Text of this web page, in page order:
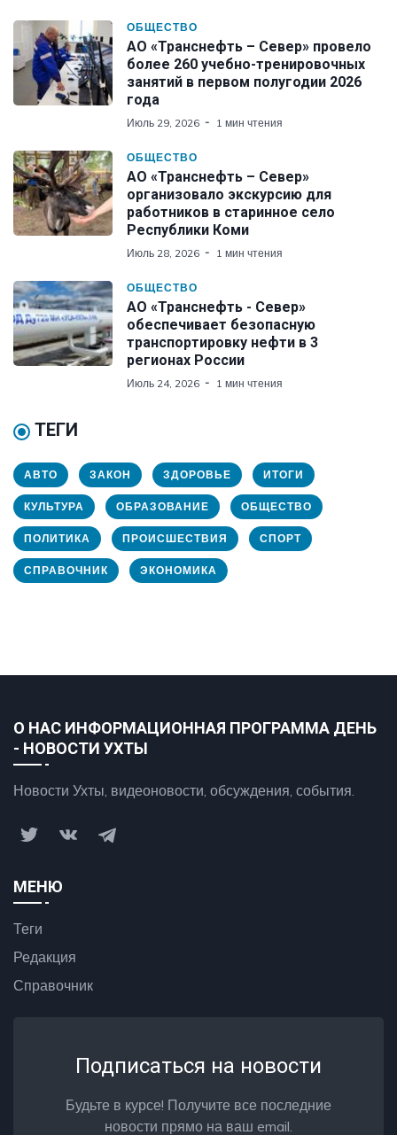
ОБЩЕСТВО
АО «Транснефть – Север» провело
более 260 учебно-тренировочных
занятий в первом полугодии 2026
года
Июль 29, 2026 1 мин чтения
ОБЩЕСТВО
АО «Транснефть – Север»
организовало экскурсию для
работников в старинное село
Республики Коми
Июль 28, 2026 1 мин чтения
ОБЩЕСТВО
АО «Транснефть - Север»
обеспечивает безопасную
транспортировку нефти в 3
регионах России
Июль 24, 2026 1 мин чтения
ТЕГИ
АВТО ЗАКОН ЗДОРОВЬЕ ИТОГИ
КУЛЬТУРА ОБРАЗОВАНИЕ ОБЩЕСТВО
ПОЛИТИКА ПРОИСШЕСТВИЯ СПОРТ
СПРАВОЧНИК ЭКОНОМИКА
О НАС ИНФОРМАЦИОННАЯ ПРОГРАММА ДЕНЬ
- НОВОСТИ УХТЫ
Новости Ухты, видеоновости, обсуждения, события.
МЕНЮ
Теги
Редакция
Справочник
Подписаться на новости
Будьте в курсе! Получите все последние
новости прямо на ваш email.